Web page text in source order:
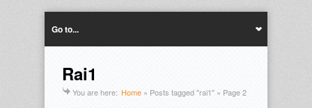
Go to...
Rai1
You are here: Home » Posts tagged "rai1" » Page 2